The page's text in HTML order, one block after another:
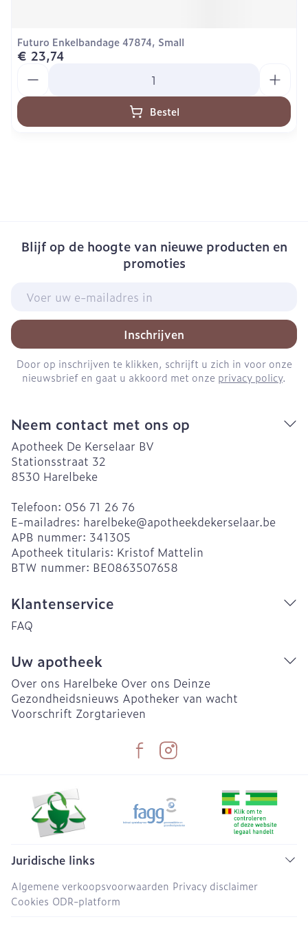
Futuro Enkelbandage 47874, Small
€ 23,74
Bestel
Blijf op de hoogte van nieuwe producten en
promoties
Inschrijven
Door op inschrijven te klikken, schrijft u zich in voor onze
nieuwsbrief en gaat u akkoord met onze privacy policy.
Neem contact met ons op
Apotheek De Kerselaar BV
Stationsstraat 32
8530 Harelbeke
Telefoon: 056 71 26 76
E-mailadres: harelbeke@apotheekdekerselaar.be
APB nummer: 341305
Apotheek titularis: Kristof Mattelin
BTW nummer: BE0863507658
Klantenservice
FAQ
Uw apotheek
Over ons Harelbeke Over ons Deinze
Gezondheidsnieuws Apotheker van wacht
Voorschrift Zorgtarieven
Juridische links
Algemene verkoopsvoorwaarden Privacy disclaimer
Cookies ODR-platform